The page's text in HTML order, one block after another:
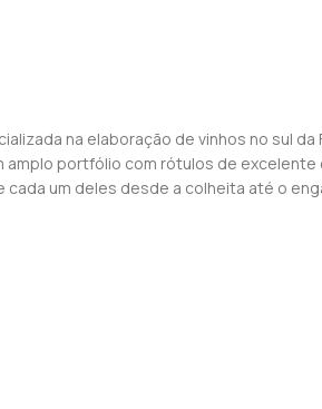
na elaboração de vinhos no sul
portfólio com rótulos de
um deles desde a colheita até o